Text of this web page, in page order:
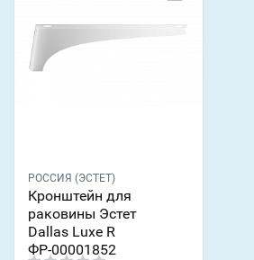
РОССИЯ (ЭСТЕТ)
Кронштейн для
раковины Эстет
Dallas Luxe R
ФР-00001852